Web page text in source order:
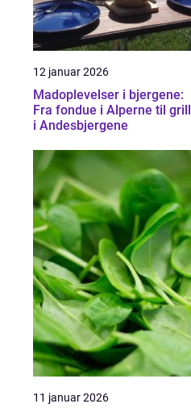
12 januar 2026
Madoplevelser i bjergene:
Fra fondue i Alperne til grill
i Andesbjergene
11 januar 2026